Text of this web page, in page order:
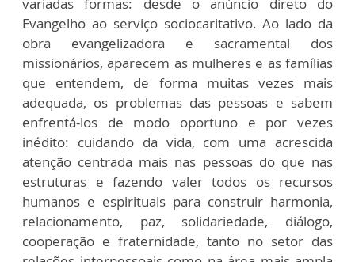
Evangelho ao serviço sociocaritativo. Ao lado da
obra evangelizadora e sacramental dos
missionários, aparecem as mulheres e as famílias
que entendem, de forma muitas vezes mais
adequada, os problemas das pessoas e sabem
enfrentá-los de modo oportuno e por vezes
inédito: cuidando da vida, com uma acrescida
atenção centrada mais nas pessoas do que nas
estruturas e fazendo valer todos os recursos
humanos e espirituais para construir harmonia,
relacionamento, paz, solidariedade, diálogo,
cooperação e fraternidade, tanto no setor das